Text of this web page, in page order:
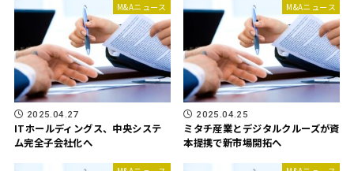
M&Aニュース
2025.04.27
ITホールディングス、中央システ
ム完全子会社化へ
M&Aニュース
2025.04.25
ミタチ産業とデジタルクルーズが資
本提携で新市場開拓へ